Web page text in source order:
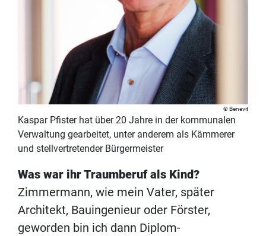
Benevit
Kaspar Pfister hat über 20 Jahre in der kommunalen
Verwaltung gearbeitet, unter anderem als Kämmerer
und stellvertretender Bürgermeister
Was war ihr Traumberuf als Kind?
Zimmermann, wie mein Vater, später
Architekt, Bauingenieur oder Förster,
geworden bin ich dann Diplom-